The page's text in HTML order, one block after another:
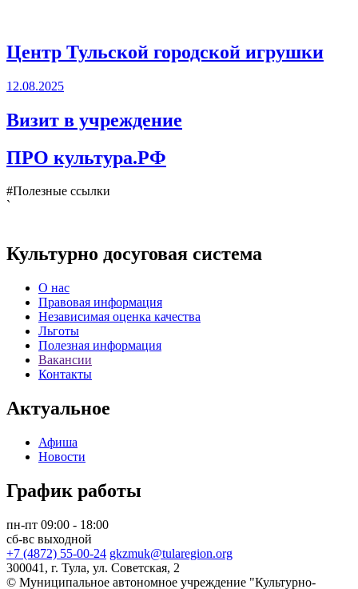
Центр Тульской городской игрушки
12.08.2025
Визит в учреждение
ПРО культура.РФ
#Полезные ссылки
`
Культурно досуговая система
О нас
Правовая информация
Независимая оценка качества
Льготы
Полезная информация
Вакансии
Контакты
Актуальное
Афиша
Новости
График работы
пн-пт 09:00 - 18:00
сб-вс выходной
+7 (4872) 55-00-24 gkzmuk@tularegion.org
300041, г. Тула, ул. Советская, 2
© Муниципальное автономное учреждение "Культурно-